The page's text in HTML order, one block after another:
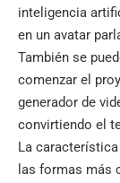
inteligencia
en un avatar
También se
comenzar el
generador de
convirtiendo el
La característica
las formas más